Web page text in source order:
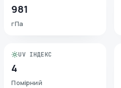
981
гПа
UV ІНДЕКС
4
Помірний